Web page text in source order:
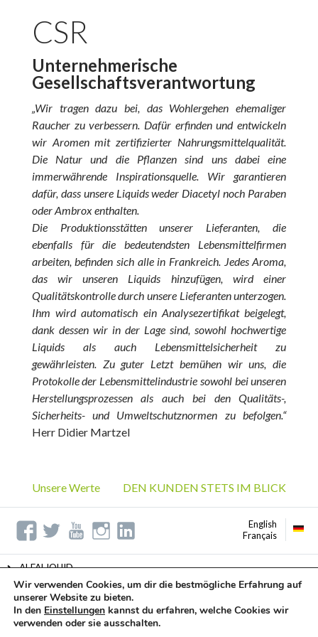
CSR
Unternehmerische
Gesellschaftsverantwortung
„Wir tragen dazu bei, das Wohlergehen ehemaliger
Raucher zu verbessern. Dafür erfinden und entwickeln
wir Aromen mit zertifizierter Nahrungsmittelqualität.
Die Natur und die Pflanzen sind uns dabei eine
immerwährende Inspirationsquelle. Wir garantieren
dafür, dass unsere Liquids weder Diacetyl noch Paraben
oder Ambrox enthalten.
Die Produktionsstätten unserer Lieferanten, die
ebenfalls für die bedeutendsten Lebensmittelfirmen
arbeiten, befinden sich alle in Frankreich. Jedes Aroma,
das wir unseren Liquids hinzufügen, wird einer
Qualitätskontrolle durch unsere Lieferanten unterzogen.
Ihm wird automatisch ein Analysezertifikat beigelegt,
dank dessen wir in der Lage sind, sowohl hochwertige
Liquids als auch Lebensmittelsicherheit zu
gewährleisten. Zu guter Letzt bemühen wir uns, die
Protokolle der Lebensmittelindustrie sowohl bei unseren
Herstellungsprozessen als auch bei den Qualitäts-,
Sicherheits- und Umweltschutznormen zu befolgen.“
Herr Didier Martzel
Unsere Werte DEN KUNDEN STETS IM BLICK
ALFALIQUID
PRESSEBEREICH
IMPRESSUM
English
ts
ch
Français
Wir verwenden Cookies, um dir die bestmögliche Erfahrung auf
unserer Website zu bieten.
In den Einstellungen kannst du erfahren, welche Cookies wir
verwenden oder sie ausschalten.